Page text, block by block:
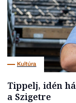
Kultúra
Tippelj, idén
a Szigetre